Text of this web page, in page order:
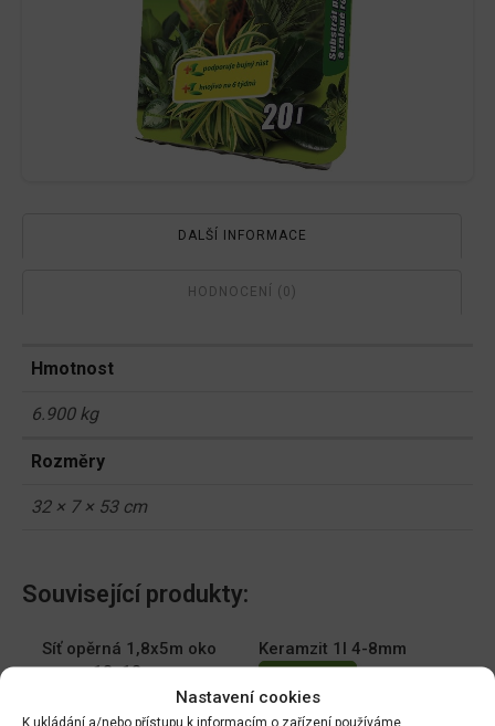
Nastavení cookies
K ukládání a/nebo přístupu k informacím o zařízení používáme
DALŠÍ INFORMACE
HODNOCENÍ (0)
Hmotnost
6.900 kg
Rozměry
32 × 7 × 53 cm
Související produkty:
Síť opěrná 1,8x5m oko
18x18cm
Keramzit 1l 4-8mm
49.00Kč